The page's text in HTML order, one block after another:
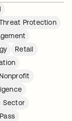
Protection
Retail
Nonprofit
Sector